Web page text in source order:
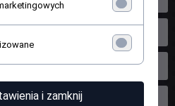
zapłonowe
i zamknij